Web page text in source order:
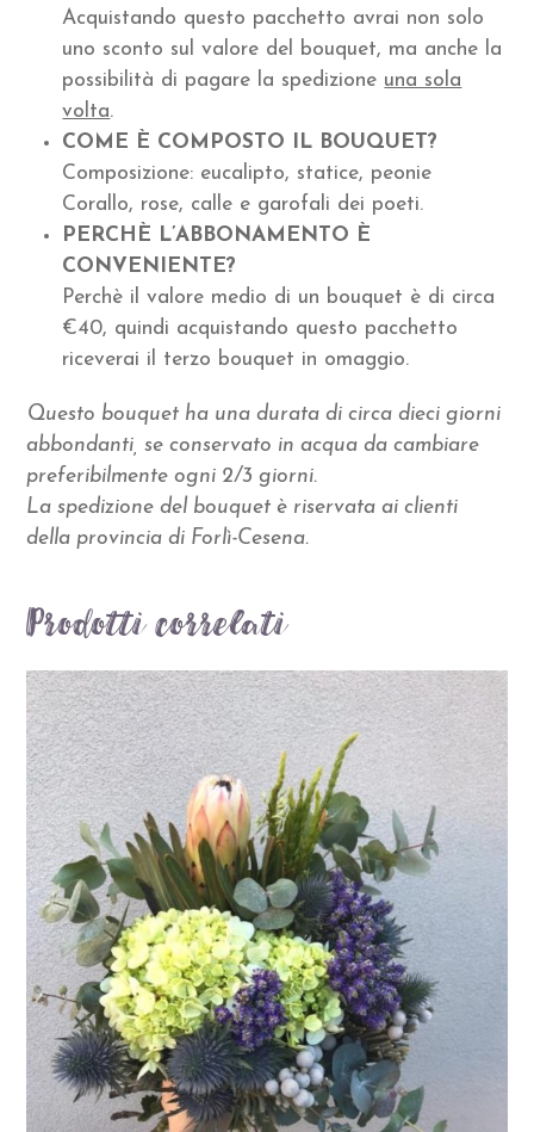
Acquistando questo pacchetto avrai non solo
uno sconto sul valore del bouquet, ma anche la
possibilità di pagare la spedizione una sola
volta.
COME È COMPOSTO IL BOUQUET?
Composizione: eucalipto, statice, peonie
Corallo, rose, calle e garofali dei poeti.
PERCHÈ L’ABBONAMENTO È
CONVENIENTE?
Perchè il valore medio di un bouquet è di circa
€40, quindi acquistando questo pacchetto
riceverai il terzo bouquet in omaggio.
Questo bouquet ha una durata di circa dieci giorni
abbondanti, se conservato in acqua da cambiare
preferibilmente ogni 2/3 giorni.
La spedizione del bouquet è riservata ai clienti
della provincia di Forlì-Cesena.
Prodotti correlati